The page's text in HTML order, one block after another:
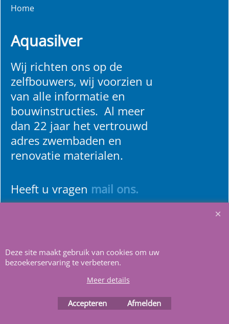
Home
Aquasilver
Wij richten ons op de
zelfbouwers, wij voorzien u
van alle informatie en
bouwinstructies. Al meer
dan 22 jaar het vertrouwd
adres zwembaden en
renovatie materialen.
Heeft u vragen mail ons.
software.
Deze site maakt gebruik van cookies om uw
bezoekerservaring te verbeteren.
Meer details
Accepteren Afmelden